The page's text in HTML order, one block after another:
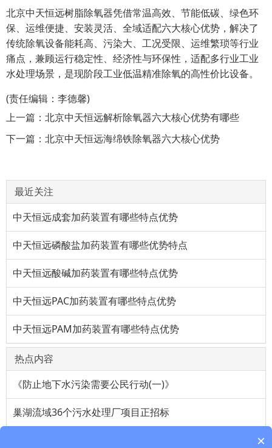
北京中天恒远树脂除氧器凭借常温高效、节能低碳、绿色环
保、运维便捷、安装灵活、全域适配六大核心优势，解决了
传统除氧设备能耗高、污染大、工况受限、运维繁琐等行业
痛点，兼顾运行稳定性、经济性与环保性，适配多行业工业
水处理场景，是现阶段工业低温精准除氧的高性价比设备。
(责任编辑：李德馨)
上一篇： 北京中天恒远解析除氧器六大核心优势有哪些
下一篇： 北京中天恒远海绵铁除氧器六大核心优势
最近关注
中天恒远成套加药装置有哪些特点优势
中天恒远磷酸盐加药装置有哪些优势特点
中天恒远酸碱加药装置有哪些特点优势
中天恒远PAC加药装置有哪些特点优势
中天恒远PAM加药装置有哪些特点优势
热点内容
《防止地下水污染需要公民行动(一)》
巢湖流域36个污水处理厂项目正招标
×